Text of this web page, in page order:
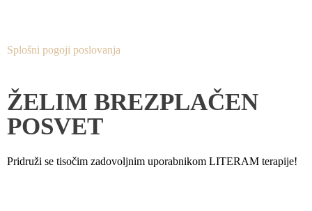
Splošni pogoji poslovanja
ŽELIM BREZPLAČEN
POSVET
Pridruži se tisočim zadovoljnim uporabnikom LITERAM terapije!